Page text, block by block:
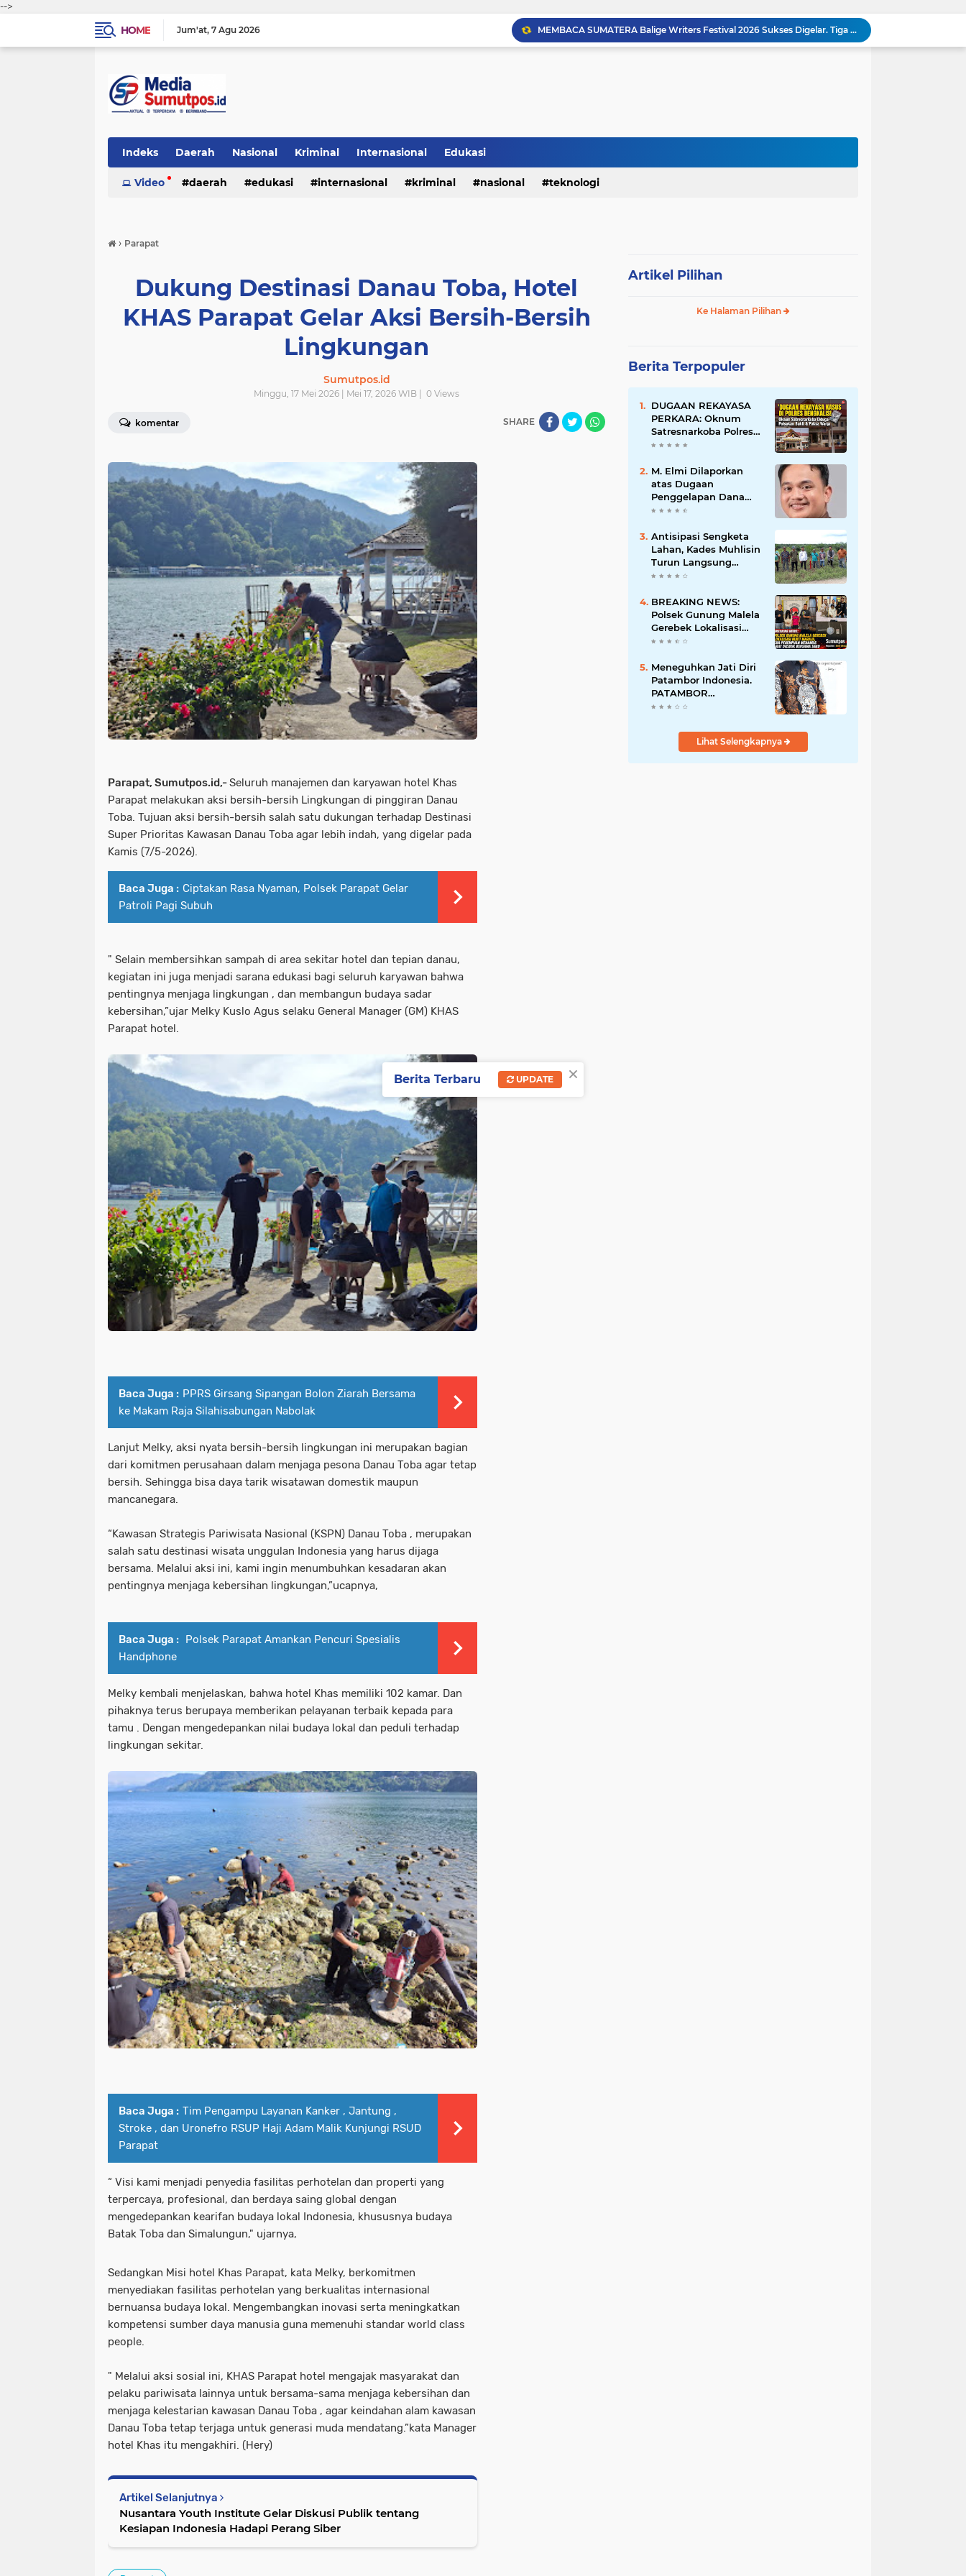
-->
HOME
Jum'at 7 Agu 2026
MEMBACA SUMATERA Balige Writers Festival 2026 Sukses Digelar. Tiga Hari Merawat Literasi, Budaya, dan Masa Depan Danau Toba
Dalam Rangka HUT RI ke-81 dan Hari Jadi ke-61 Tanjab Barat Bupati Tanjab Barat Secara Resmi Membukaan Lomba Domino
BREAKING NEWS: Polsek Gunung Malela Gerebek Lokalisasi Bukit Maraja, Dua Perempuan Menangis Saat Diciduk Bersama Sabu
Indeks Daerah Nasional Kriminal Internasional Edukasi
Video daerah edukasi internasional kriminal nasional teknologi
› Parapat
Dukung Destinasi Danau Toba, Hotel
KHAS Parapat Gelar Aksi Bersih-Bersih
Lingkungan
Sumutpos.id
Minggu, 17 Mei 2026 | Mei 17, 2026 WIB | 0 Views
komentar SHARE
Parapat, Sumutpos.id,-Seluruh manajemen dan karyawan hotel Khas
Parapat melakukan aksi bersih-bersih Lingkungan di pinggiran Danau
Toba. Tujuan aksi bersih-bersih salah satu dukungan terhadap Destinasi
Super Prioritas Kawasan Danau Toba agar lebih indah, yang digelar pada
Kamis (7/5-2026).
Baca Juga : Ciptakan Rasa Nyaman, Polsek Parapat Gelar
Patroli Pagi Subuh
" Selain membersihkan sampah di area sekitar hotel dan tepian danau,
kegiatan ini juga menjadi sarana edukasi bagi seluruh karyawan bahwa
pentingnya menjaga lingkungan , dan membangun budaya sadar
kebersihan,”ujar Melky Kuslo Agus selaku General Manager (GM) KHAS
Parapat hotel.
Baca Juga : PPRS Girsang Sipangan Bolon Ziarah Bersama
ke Makam Raja Silahisabungan Nabolak
Lanjut Melky, aksi nyata bersih-bersih lingkungan ini merupakan bagian
dari komitmen perusahaan dalam menjaga pesona Danau Toba agar tetap
bersih. Sehingga bisa daya tarik wisatawan domestik maupun
mancanegara.
“Kawasan Strategis Pariwisata Nasional (KSPN) Danau Toba , merupakan
salah satu destinasi wisata unggulan Indonesia yang harus dijaga
bersama. Melalui aksi ini, kami ingin menumbuhkan kesadaran akan
pentingnya menjaga kebersihan lingkungan,”ucapnya,
Baca Juga : Polsek Parapat Amankan Pencuri Spesialis
Handphone
Melky kembali menjelaskan, bahwa hotel Khas memiliki 102 kamar. Dan
pihaknya terus berupaya memberikan pelayanan terbaik kepada para
tamu . Dengan mengedepankan nilai budaya lokal dan peduli terhadap
lingkungan sekitar.
Baca Juga : Tim Pengampu Layanan Kanker , Jantung ,
Stroke , dan Uronefro RSUP Haji Adam Malik Kunjungi RSUD
Parapat
“ Visi kami menjadi penyedia fasilitas perhotelan dan properti yang
terpercaya, profesional, dan berdaya saing global dengan
mengedepankan kearifan budaya lokal Indonesia, khususnya budaya
Batak Toba dan Simalungun," ujarnya,
Sedangkan Misi hotel Khas Parapat, kata Melky, berkomitmen
menyediakan fasilitas perhotelan yang berkualitas internasional
bernuansa budaya lokal. Mengembangkan inovasi serta meningkatkan
kompetensi sumber daya manusia guna memenuhi standar world class
people.
" Melalui aksi sosial ini, KHAS Parapat hotel mengajak masyarakat dan
pelaku pariwisata lainnya untuk bersama-sama menjaga kebersihan dan
menjaga kelestarian kawasan Danau Toba , agar keindahan alam kawasan
Danau Toba tetap terjaga untuk generasi muda mendatang.”kata Manager
hotel Khas itu mengakhiri. (Hery)
Artikel Selanjutnya
Nusantara Youth Institute Gelar Diskusi Publik tentang
Kesiapan Indonesia Hadapi Perang Siber
Artikel Pilihan
Ke Halaman Pilihan
Berita Terpopuler
DUGAAN REKAYASA
PERKARA: Oknum
Satresnarkoba Polres
Bengkalis Diduga
Hingga Paksa Warga
Hadir di TKP
M. Elmi Dilaporkan
atas Dugaan
Penggelapan Dana
Pensiunan Guru dan
Pastikan Proses
Hukum Berjalan
Antisipasi Sengketa
Lahan, Kades Muhlisin
Turun Langsung
Tinjau Batas Wilayah
Diserobot PT Jatim
Jaya Perkasa
BREAKING NEWS:
Polsek Gunung Malela
Gerebek Lokalisasi
Bukit Maraja, Dua
Saat Diciduk Bersama
Sabu
Meneguhkan Jati Diri
Patambor Indonesia.
PATAMBOR
INDONESIA Akan
Jakarta.
Lihat Selengkapnya
×
Berita Terbaru UPDATE